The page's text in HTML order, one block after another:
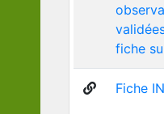
fiche
Fiche